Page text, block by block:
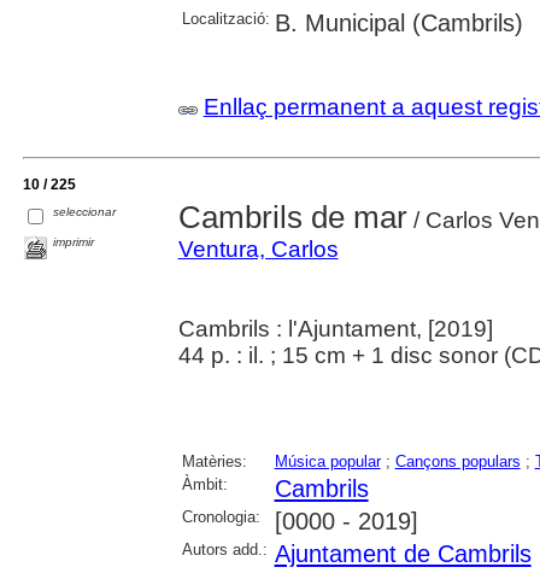
Localització: B. Municipal (Cambrils)
Enllaç permanent a aquest
10 / 225
seleccionar
imprimir
Cambrils de mar/ Carlos
Ventura, Carlos
Cambrils : l'Ajuntament, [2019]
44 p. : il. ; 15 cm + 1 disc sonor
Matèries: Música popular; Cançons populars ;
Àmbit:
Cambrils
Cronologia: [0000 - 2019]
Autors add.: Ajuntament de Cambrils